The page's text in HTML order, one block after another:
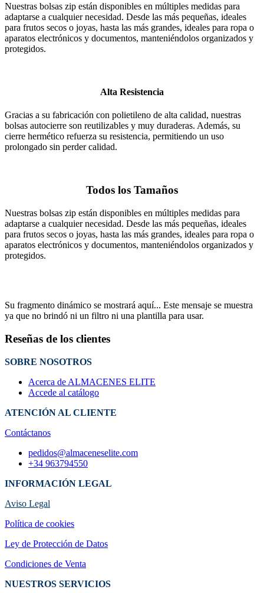
Nuestras bolsas zip están disponibles en múltiples medidas para
adaptarse a cualquier necesidad. Desde las más pequeñas, ideales
para frutos secos o joyas, hasta las más grandes, ideales para ropa o
aparatos electrónicos y documentos, manteniéndolos organizados y
protegidos.
Alta Resistencia
Gracias a su fabricación con polietileno de alta calidad, nuestras
bolsas autocierre son reutilizables y muy duraderas. Además, su
cierre hermético refuerza su resistencia, permitiendo un uso
prolongado sin perder calidad.
Todos los Tamaños
Nuestras bolsas zip están disponibles en múltiples medidas para
adaptarse a cualquier necesidad. Desde las más pequeñas, ideales
para frutos secos o joyas, hasta las más grandes, ideales para ropa o
aparatos electrónicos y documentos, manteniéndolos organizados y
protegidos.
Su fragmento dinámico se mostrará aquí... Este mensaje se muestra
ya que no brindó ni un filtro ni una plantilla para usar.
Reseñas de los clientes
SOBRE NOSOTROS
Acerca de ALMACENES ELITE
Accede al catálogo
ATENCIÓN AL CLIENTE
Contáctanos
pedidos@almaceneselite.com
+34 963794550
INFORMACIÓN LEGAL
Aviso Legal
Política de cookies
Ley de Protección de Datos
Condiciones de Venta
NUESTROS SERVICIOS